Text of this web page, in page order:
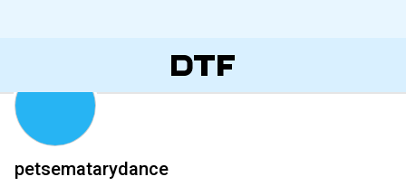
petsematarydance